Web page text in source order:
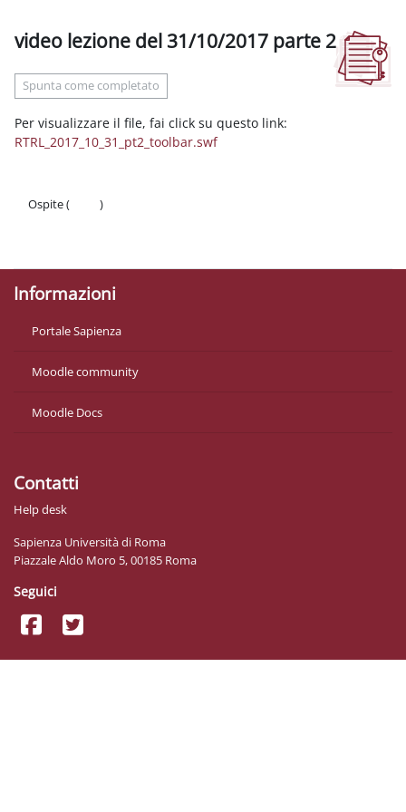
video lezione del 31/10/2017 parte 2
Spunta come completato
Per visualizzare il file, fai click su questo link:
RTRL_2017_10_31_pt2_toolbar.swf
Ospite (
)
Informazioni
Portale Sapienza
Moodle community
Moodle Docs
Contatti
Help desk
Sapienza Università di Roma
Piazzale Aldo Moro 5, 00185 Roma
Seguici